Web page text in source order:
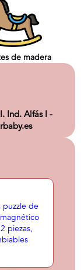
de madera
Ind. Alfás I -